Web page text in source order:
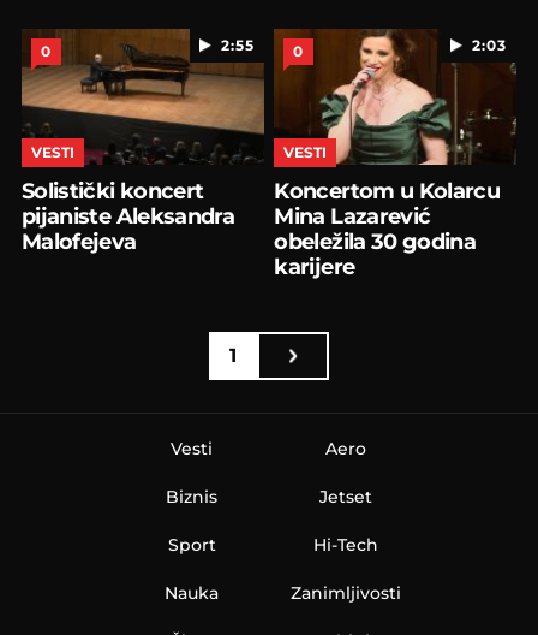
2:55
0
VESTI
Solistički koncert
pijaniste Aleksandra
Malofejeva
2:03
0
VESTI
Koncertom u Kolarcu
Mina Lazarević
obeležila 30 godina
karijere
1
Vesti
Biznis
Sport
Nauka
Aero
Jetset
Hi-Tech
Zanimljivosti